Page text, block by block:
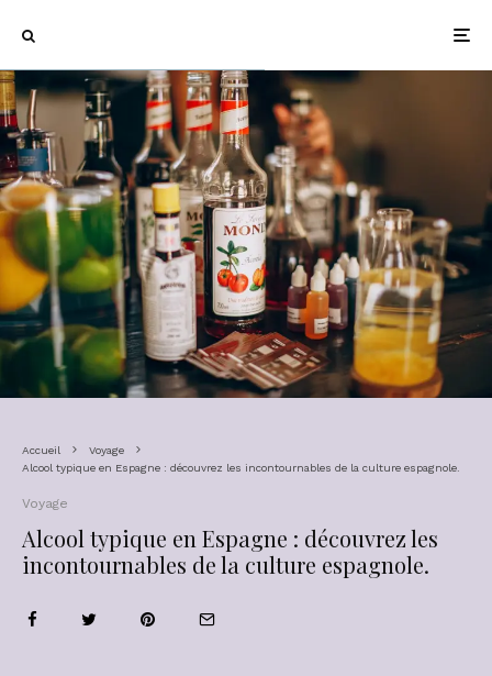
Accueil
Voyage
Alcool typique en Espagne : découvrez les incontournables de la culture espagnole.
Voyage
Alcool typique en Espagne : découvrez les
incontournables de la culture espagnole.